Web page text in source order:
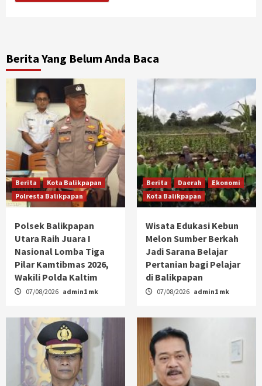
Berita Yang Belum Anda Baca
Berita
Kota Balikpapan
Polresta Balikpapan
Polsek Balikpapan
Utara Raih Juara I
Nasional Lomba Tiga
Pilar Kamtibmas 2026,
Wakili Polda Kaltim
07/08/2026 admin1 mk
Berita Daerah
Ekonomi
Kota Balikpapan
Wisata Edukasi Kebun
Melon Sumber Berkah
Jadi Sarana Belajar
Pertanian bagi Pelajar
di Balikpapan
07/08/2026 admin1 mk